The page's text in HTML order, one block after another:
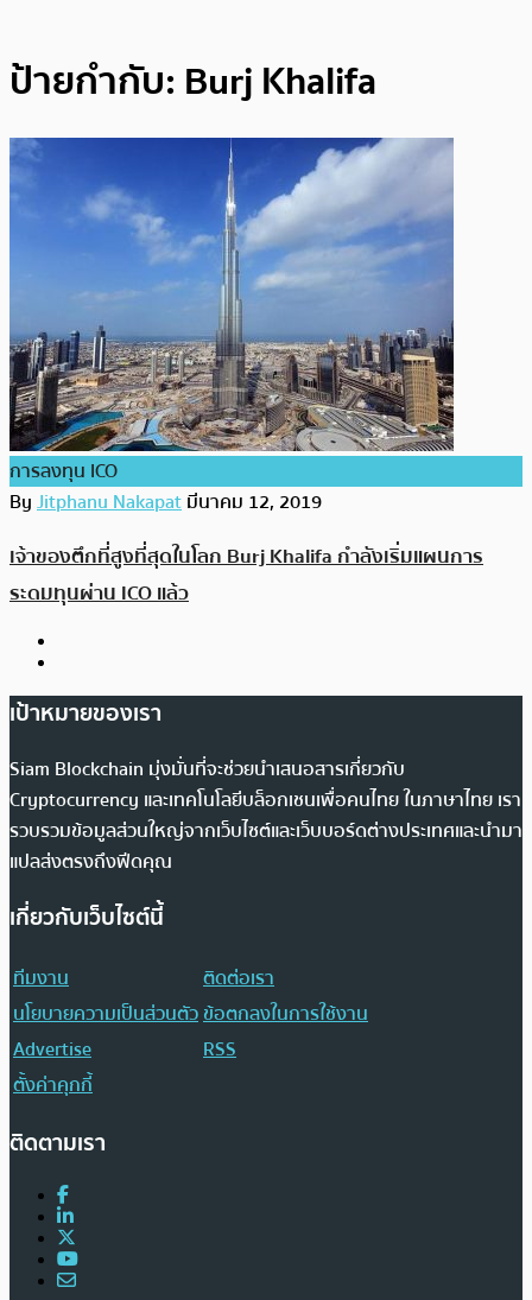
ป้ายกำกับ: Burj Khalifa
การลงทุน ICO
ByJitphanu Nakapatมีนาคม 12, 2019
เจ้าของตึกที่สูงที่สุดในโลก Burj Khalifa กำลังเริ่มแผนการ
ระดมทุนผ่าน ICO แล้ว
เป้าหมายของเรา
Siam Blockchain มุ่งมั่นที่จะช่วยนำเสนอสารเกี่ยวกับ
Cryptocurrency และเทคโนโลยีบล็อกเชนเพื่อคนไทย ในภาษาไทย เรา
รวบรวมข้อมูลส่วนใหญ่จากเว็บไซต์และเว็บบอร์ดต่างประเทศและนำมา
แปลส่งตรงถึงฟีดคุณ
เกี่ยวกับเว็บไซต์นี้
ทีมงาน
ติดต่อเรา
นโยบายความเป็นส่วนตัวข้อตกลงในการใช้งาน
Advertise
RSS
ตั้งค่าคุกกี้
ติดตามเรา